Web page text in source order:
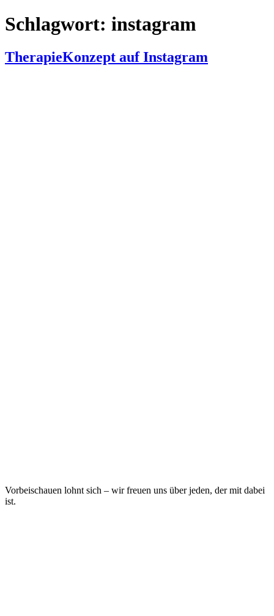
Schlagwort: instagram
TherapieKonzept auf Instagram
Vorbeischauen lohnt sich – wir freuen uns über jeden, der mit dabei
ist.